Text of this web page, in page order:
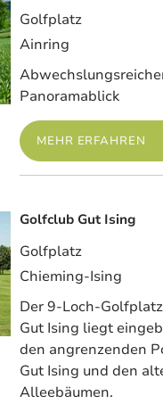
Golfplatz
Ainring
Panoramablick
MEHR ERFAHREN
Golfclub Gut Ising
Golfplatz
Chieming-Ising
Der 9-Loch-
Gut Ising liegt
den angrenzenden
Gut Ising und den
Alleebäumen.